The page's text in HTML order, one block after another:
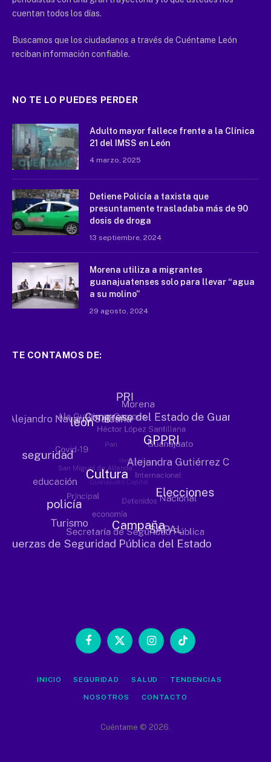
cuentan todos los días.
Buscamos que los ciudadanos a través de Cuéntame León
reciban información confiable.
NO TE LO PUEDES PERDER
Adulto mayor fallece frente a la Clínica
21 del IMSS en León
4 marzo, 2025
Detiene Policía a taxista que
presuntamente trasladaba más de 90
dosis de droga
13 septiembre, 2024
Morena utiliza a migrantes
guanajuatenses solo para llevar “agua
a su molino”
29 agosto, 2024
TE CONTAMOS DE:
Facebook
X
InstagramTikTok
INICIO SEGURIDAD SALUD TENDENCIAS
NOSOTROS CONTACTO
Cuéntame © 2026.